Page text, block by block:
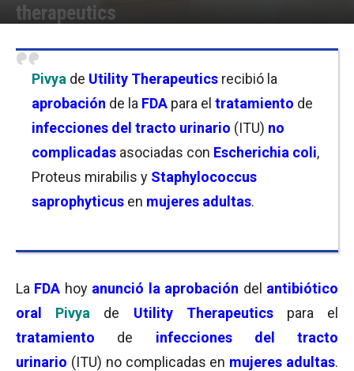
therapeutics
Pivya de Utility Therapeutics recibió la
aprobación de la FDA para el tratamiento de
infecciones del tracto urinario (ITU) no
complicadas asociadas con Escherichia coli,
Proteus mirabilis y Staphylococcus
saprophyticus en mujeres adultas.
La FDA hoy anunció la aprobación del antibiótico
oral
Pivya de Utility Therapeuticspara el
tratamiento de infecciones del tracto
urinario (ITU) no complicadas en mujeres adultas.